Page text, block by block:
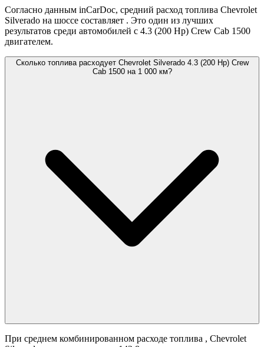
Согласно данным inCarDoc, средний расход топлива Chevrolet
Silverado на шоссе составляет . Это один из лучших
результатов среди автомобилей с 4.3 (200 Hp) Crew Cab 1500
двигателем.
Сколько топлива расходует Chevrolet Silverado 4.3 (200 Hp) Crew
Cab 1500 на 1 000 км?
При среднем комбинированном расходе топлива , Chevrolet